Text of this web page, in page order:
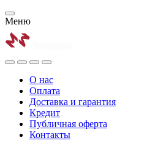
Меню
О нас
Оплата
Доставка и гарантия
Кредит
Публичная оферта
Контакты